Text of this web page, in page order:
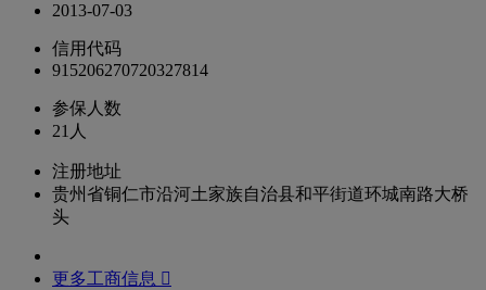
2013-07-03
信用代码
915206270720327814
参保人数
21人
注册地址
贵州省铜仁市沿河土家族自治县和平街道环城南路大桥
头
更多工商信息 